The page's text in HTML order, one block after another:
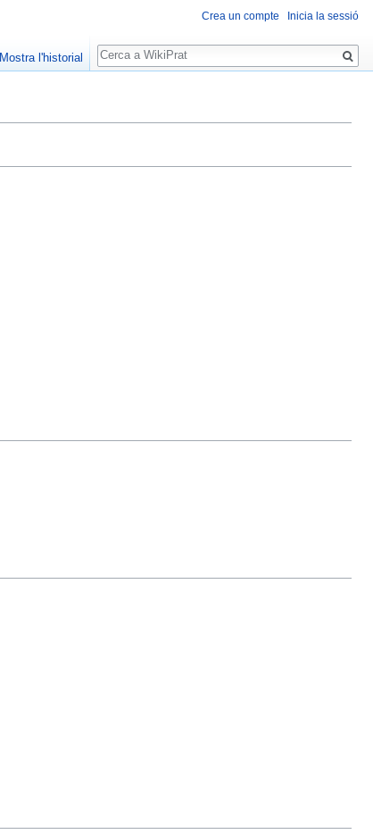
Crea un compte Inicia la sessió
Mostra l'historial
Cerca